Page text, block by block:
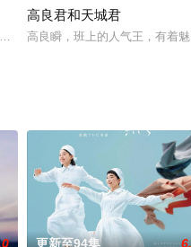
二（细田佳央太 饰），意外发
活动!?迷路的护士们接二连三成婚
高良君和天城君
高良瞬，班上的人气王，有着
更新至94集